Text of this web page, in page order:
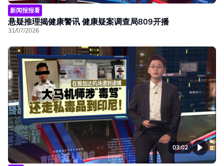
新闻报报看
悬疑推理揭健康警讯 健康疑案调查局809开播
31/07/2026
03:02